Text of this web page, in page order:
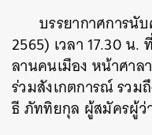
บรรยากาศการนั
2565) เวลา17.30น.
ลานคนเมือง หน้าศา
ร่วมสังเกตการณ์ รว
ธี ภัททิยกุล ผู้สมัครผู้ว่